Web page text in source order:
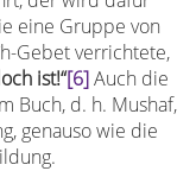
eine Gruppe von
Gebet verrichtete,
ist!“[6]Auch die
Buch, d. h. Mushaf,
genauso wie die